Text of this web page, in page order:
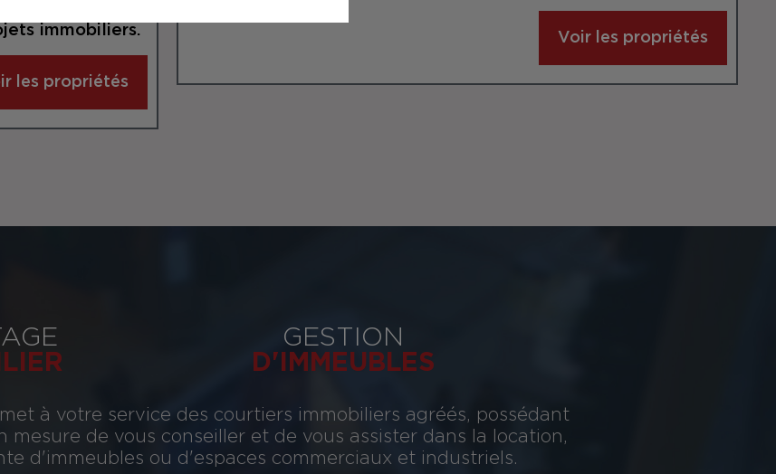
un service
immobiliers.
les propriétés
Voir les propriétés
GESTION
D'IMMEUBLES
à votre service des courtiers immobiliers agréés, possédant
mesure de vous conseiller et de vous assister dans la location,
d'immeubles ou d'espaces commerciaux et industriels.